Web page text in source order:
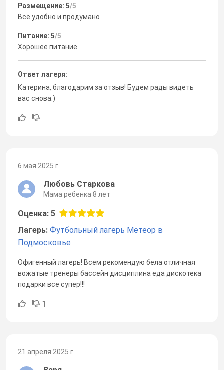
Размещение: 5/5
Всё удобно и продумано
Питание: 5/5
Хорошее питание
Ответ лагеря:
Катерина, благодарим за отзыв! Будем рады видеть
вас снова:)
6 мая 2025 г.
Любовь Старкова
Мама ребенка 8 лет
Оценка: 5
Лагерь: Футбольный лагерь Метеор в
Подмосковье
Офигенный лагерь! Всем рекомендую бела отличная
вожатые тренеры бассейн дисциплина еда дискотека
подарки все супер!!!
1
21 апреля 2025 г.